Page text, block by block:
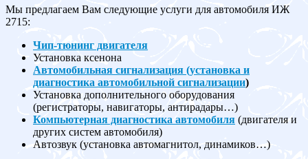
Мы предлагаем Вам следующие услуги для автомобиля ИЖ
2715:
Чип-тюнинг двигателя
Установка ксенона
Автомобильная сигнализация (установка и
диагностика автомобильной сигнализации)
Установка дополнительного оборудования
(регистраторы, навигаторы, антирадары…)
Компьютерная диагностика автомобиля (двигателя и
других систем автомобиля)
Автозвук (установка автомагнитол, динамиков…)